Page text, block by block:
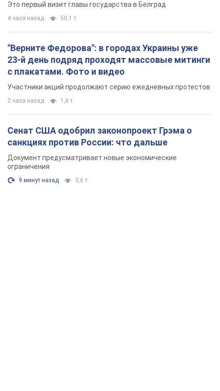
Это первый визит главы государства в Белград
4 часа назад 50,1 т.
"Верните Федорова": в городах Украины уже
23-й день подряд проходят массовые митинги
с плакатами. Фото и видео
Участники акций продолжают серию ежедневных протестов
2 часа назад 1,6 т.
Сенат США одобрил законопроект Грэма о
санкциях против России: что дальше
Документ предусматривает новые экономические
ограничения
9 минут назад 3,6 т.